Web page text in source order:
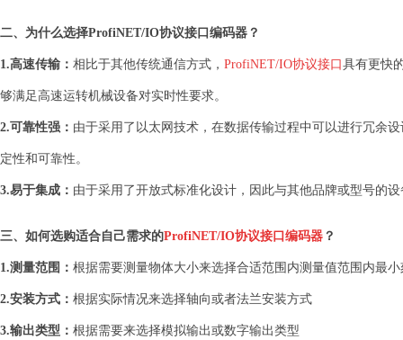
二、为什么选择ProfiNET/IO协议接口编码器？
1.高速传输： 相比于其他传统通信方式， ProfiNET/IO协议接口 具有更快
够满足高速运转机械设备对实时性要求。
2.可靠性强： 由于采用了以太网技术，在数据传输过程中可以进行冗余
定性和可靠性。
3.易于集成： 由于采用了开放式标准化设计，因此与其他品牌或型号的
三、如何选购适合自己需求的ProfiNET/IO协议接口编码器 ？
1.测量范围： 根据需要测量物体大小来选择合适范围内测量值范围内最
2.安装方式： 根据实际情况来选择轴向或者法兰安装方式
3.输出类型： 根据需要来选择模拟输出或数字输出类型